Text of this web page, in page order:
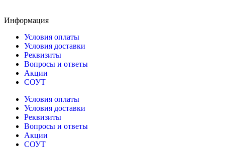
Информация
Условия оплаты
Условия доставки
Реквизиты
Вопросы и ответы
Акции
СОУТ
Условия оплаты
Условия доставки
Реквизиты
Вопросы и ответы
Акции
СОУТ